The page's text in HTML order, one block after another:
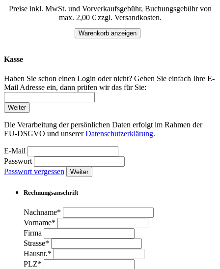
Preise inkl. MwSt. und Vorverkaufsgebühr, Buchungsgebühr von
max. 2,00 € zzgl. Versandkosten.
Warenkorb anzeigen
Kasse
Haben Sie schon einen Login oder nicht? Geben Sie einfach Ihre E-
Mail Adresse ein, dann prüfen wir das für Sie:
Weiter
Die Verarbeitung der persönlichen Daten erfolgt im Rahmen der
EU-DSGVO und unsererDatenschutzerklärung.
E-Mail
Passwort
Passwort vergessen
Weiter
Rechnungsanschrift
Nachname*
Vorname*
Firma
Strasse*
Hausnr.*
PLZ*